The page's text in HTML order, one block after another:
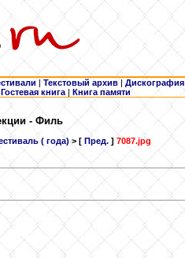
| Текстовый архив | Дискография
Гостевая книга | Книга памяти
- Филь
( года)> [ Пред.] 7087.jpg